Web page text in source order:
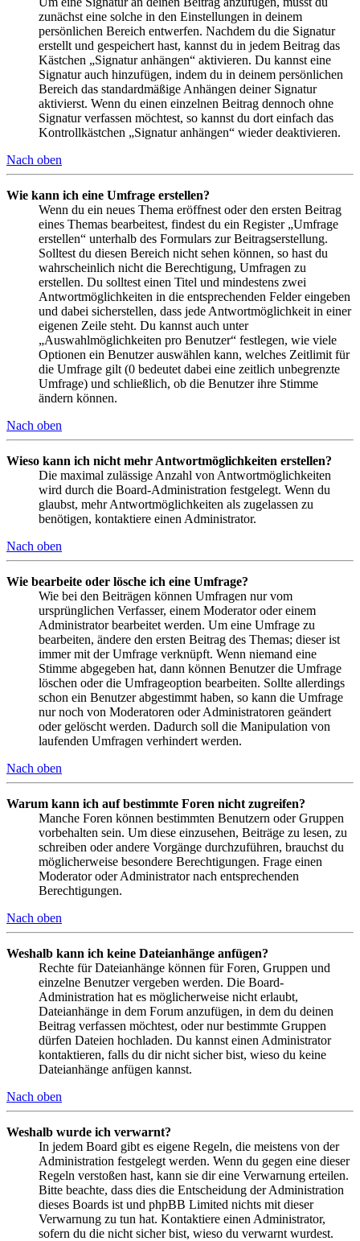
zunächst eine solche in den Einstellungen in deinem
persönlichen Bereich entwerfen. Nachdem du die Signatur
erstellt und gespeichert hast, kannst du in jedem Beitrag das
Kästchen „Signatur anhängen“ aktivieren. Du kannst eine
Signatur auch hinzufügen, indem du in deinem persönlichen
Bereich das standardmäßige Anhängen deiner Signatur
aktivierst. Wenn du einen einzelnen Beitrag dennoch ohne
Signatur verfassen möchtest, so kannst du dort einfach das
Kontrollkästchen „Signatur anhängen“ wieder deaktivieren.
Nach oben
Wie kann ich eine Umfrage erstellen?
Wenn du ein neues Thema eröffnest oder den ersten Beitrag
eines Themas bearbeitest, findest du ein Register „Umfrage
erstellen“ unterhalb des Formulars zur Beitragserstellung.
Solltest du diesen Bereich nicht sehen können, so hast du
wahrscheinlich nicht die Berechtigung, Umfragen zu
erstellen. Du solltest einen Titel und mindestens zwei
Antwortmöglichkeiten in die entsprechenden Felder eingeben
und dabei sicherstellen, dass jede Antwortmöglichkeit in einer
eigenen Zeile steht. Du kannst auch unter
„Auswahlmöglichkeiten pro Benutzer“ festlegen, wie viele
Optionen ein Benutzer auswählen kann, welches Zeitlimit für
die Umfrage gilt (0 bedeutet dabei eine zeitlich unbegrenzte
Umfrage) und schließlich, ob die Benutzer ihre Stimme
ändern können.
Nach oben
Wieso kann ich nicht mehr Antwortmöglichkeiten erstellen?
Die maximal zulässige Anzahl von Antwortmöglichkeiten
wird durch die Board-Administration festgelegt. Wenn du
glaubst, mehr Antwortmöglichkeiten als zugelassen zu
benötigen, kontaktiere einen Administrator.
Nach oben
Wie bearbeite oder lösche ich eine Umfrage?
Wie bei den Beiträgen können Umfragen nur vom
ursprünglichen Verfasser, einem Moderator oder einem
Administrator bearbeitet werden. Um eine Umfrage zu
bearbeiten, ändere den ersten Beitrag des Themas; dieser ist
immer mit der Umfrage verknüpft. Wenn niemand eine
Stimme abgegeben hat, dann können Benutzer die Umfrage
löschen oder die Umfrageoption bearbeiten. Sollte allerdings
schon ein Benutzer abgestimmt haben, so kann die Umfrage
nur noch von Moderatoren oder Administratoren geändert
oder gelöscht werden. Dadurch soll die Manipulation von
laufenden Umfragen verhindert werden.
Nach oben
Warum kann ich auf bestimmte Foren nicht zugreifen?
Manche Foren können bestimmten Benutzern oder Gruppen
vorbehalten sein. Um diese einzusehen, Beiträge zu lesen, zu
schreiben oder andere Vorgänge durchzuführen, brauchst du
möglicherweise besondere Berechtigungen. Frage einen
Moderator oder Administrator nach entsprechenden
Berechtigungen.
Nach oben
Weshalb kann ich keine Dateianhänge anfügen?
Rechte für Dateianhänge können für Foren, Gruppen und
einzelne Benutzer vergeben werden. Die Board-
Administration hat es möglicherweise nicht erlaubt,
Dateianhänge in dem Forum anzufügen, in dem du deinen
Beitrag verfassen möchtest, oder nur bestimmte Gruppen
dürfen Dateien hochladen. Du kannst einen Administrator
kontaktieren, falls du dir nicht sicher bist, wieso du keine
Dateianhänge anfügen kannst.
Nach oben
Weshalb wurde ich verwarnt?
In jedem Board gibt es eigene Regeln, die meistens von der
Administration festgelegt werden. Wenn du gegen eine dieser
Regeln verstoßen hast, kann sie dir eine Verwarnung erteilen.
Bitte beachte, dass dies die Entscheidung der Administration
dieses Boards ist und phpBB Limited nichts mit dieser
Verwarnung zu tun hat. Kontaktiere einen Administrator,
sofern du die nicht sicher bist, wieso du verwarnt wurdest.